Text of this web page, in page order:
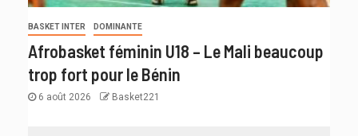
BASKET INTER DOMINANTE
Afrobasket féminin U18 – Le Mali beaucoup
trop fort pour le Bénin
6 août 2026 Basket221